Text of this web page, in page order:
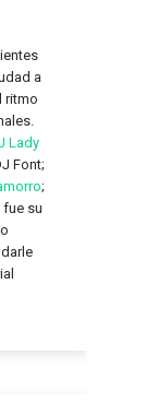
a
ritmo
Lady
Font;
;
fue su